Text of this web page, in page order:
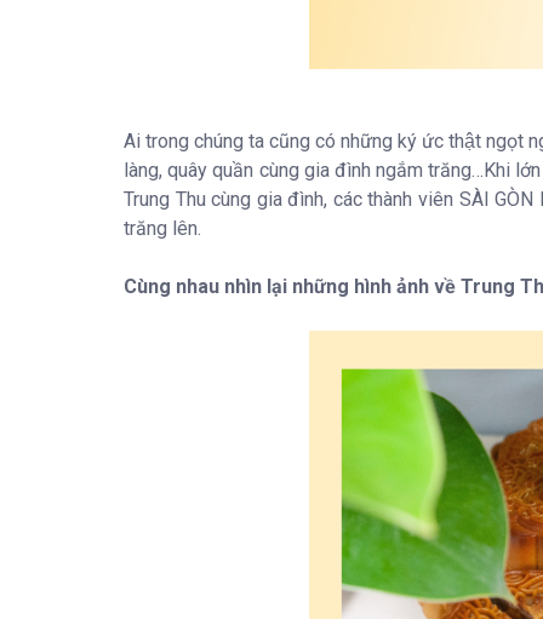
Ai trong chúng ta cũng có những ký ức thật ngọt
làng, quây quần cùng gia đình ngắm trăng…Khi
Trung Thu cùng gia đình, các thành viên SÀI
trăng lên.
Cùng nhau nhìn lại những hình ảnh về Trung